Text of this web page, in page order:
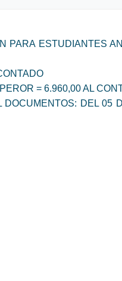
PARA ESTUDIANTES
= 6.960,00 AL
DOCUMENTOS: DEL 05